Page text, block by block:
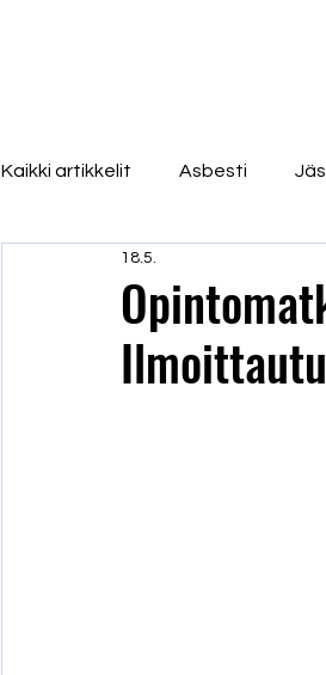
Kaikki artikkelit Asbesti
18.5.